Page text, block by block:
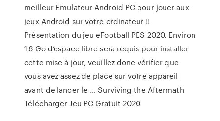
meilleur Emulateur Android PC pour jouer aux
jeux Android sur votre ordinateur !!
Présentation du jeu eFootball PES 2020. Environ
1,6 Go d’espace libre sera requis pour installer
cette mise à jour, veuillez donc vérifier que
vous avez assez de place sur votre appareil
avant de lancer le … Surviving the Aftermath
Télécharger Jeu PC Gratuit 2020